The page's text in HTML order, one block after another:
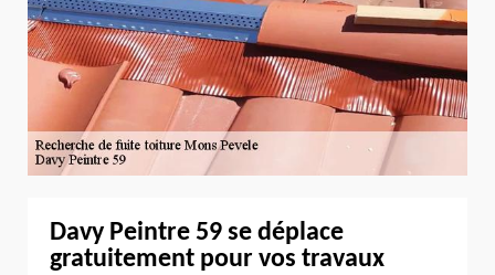
Davy Peintre 59 se déplace
gratuitement pour vos travaux